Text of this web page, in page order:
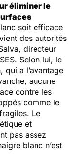
éliminer le
soit efficace
des autorités
directeur
Selon lui, le
qui a l’avantage
aucune
contre les
comme le
Le
et
pas assez
blanc n’est